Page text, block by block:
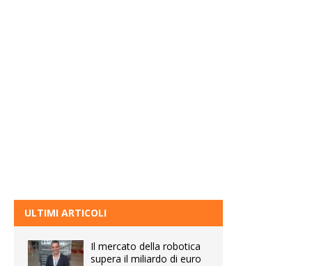
ULTIMI ARTICOLI
Il mercato della robotica
supera il miliardo di euro